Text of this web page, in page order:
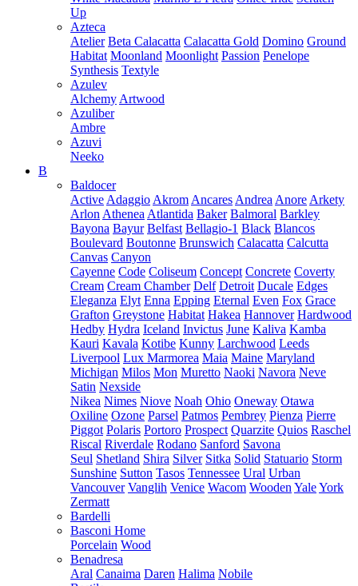
Up
Azteca
Atelier Beta Calacatta Calacatta Gold Domino Ground
Habitat Moonland Moonlight Passion Penelope
Synthesis Textyle
Azulev
Alchemy Artwood
Azuliber
Ambre
Azuvi
Neeko
B
Baldocer
Active Adaggio Akrom Ancares Andrea Anore Arkety
Arlon Athenea Atlantida Baker Balmoral Barkley
Bayona Bayur Belfast Bellagio-1 Black Blancos
Boulevard Boutonne Brunswich Calacatta Calcutta
Canvas Canyon
Cayenne Code Coliseum Concept Concrete Coverty
Cream Cream Chamber Delf Detroit Ducale Edges
Eleganza Elyt Enna Epping Eternal Even Fox Grace
Grafton Greystone Habitat Hakea Hannover Hardwood
Hedby Hydra Iceland Invictus June Kaliva Kamba
Kauri Kavala Kotibe Kunny Larchwood Leeds
Liverpool Lux Marmorea Maia Maine Maryland
Michigan Milos Mon Muretto Naoki Navora Neve
Satin Nexside
Nikea Nimes Niove Noah Ohio Oneway Otawa
Oxiline Ozone Parsel Patmos Pembrey Pienza Pierre
Piggot Polaris Portoro Prospect Quarzite Quios Raschel
Riscal Riverdale Rodano Sanford Savona
Seul Shetland Shira Silver Sitka Solid Statuario Storm
Sunshine Sutton Tasos Tennessee Ural Urban
Vancouver Vanglih Venice Wacom Wooden YaleYork
Zermatt
Bardelli
Basconi Home
Porcelain Wood
Benadresa
Aral Canaima Daren Halima Nobile